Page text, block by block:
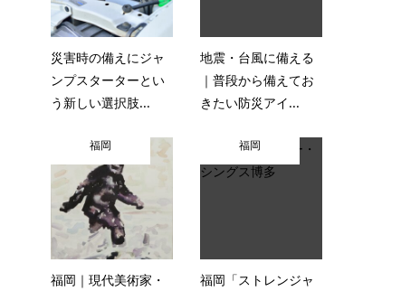
災害時の備えにジャ
ンプスターターとい
う新しい選択肢...
地震・台風に備える
｜普段から備えてお
きたい防災アイ...
福岡
福岡｜現代美術家・
福岡
福岡「ストレンジャ